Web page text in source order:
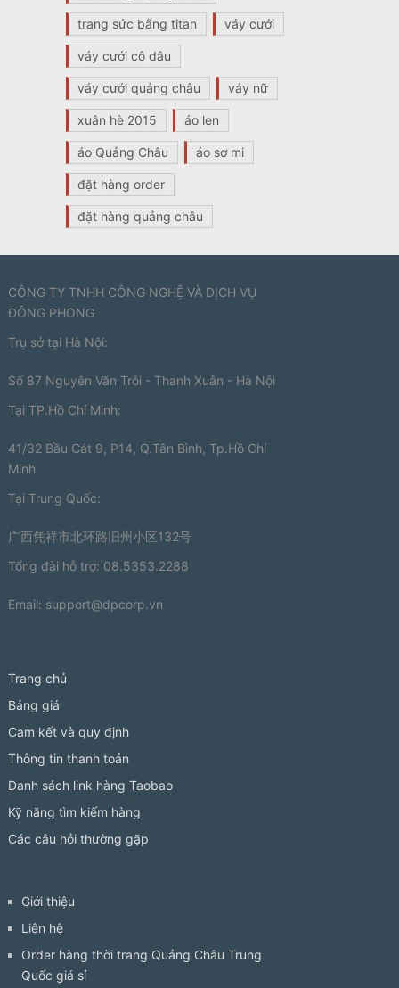
trang sức bằng titan váy cưới
váy cưới cô dâu
váy cưới quảng châu váy nữ
xuân hè 2015 áo len
áo Quảng Châu áo sơ mi
đặt hàng order
đặt hàng quảng châu
CÔNG TY TNHH CÔNG NGHỆ VÀ DỊCH VỤ
ĐÔNG PHONG
Trụ sở tại Hà Nội:
Số 87 Nguyễn Văn Trỗi - Thanh Xuân - Hà Nội
Tại TP.Hồ Chí Minh:
41/32 Bầu Cát 9, P14, Q.Tân Bình, Tp.Hồ Chí
Minh
Tại Trung Quốc:
广西凭祥市北环路旧州小区132号
Tổng đài hỗ trợ: 08.5353.2288
Email: support@dpcorp.vn
Trang chủ
Bảng giá
Cam kết và quy định
Thông tin thanh toán
Danh sách link hàng Taobao
Kỹ năng tìm kiếm hàng
Các câu hỏi thường gặp
Giới thiệu
Liên hệ
Order hàng thời trang Quảng Châu Trung
Quốc giá sỉ